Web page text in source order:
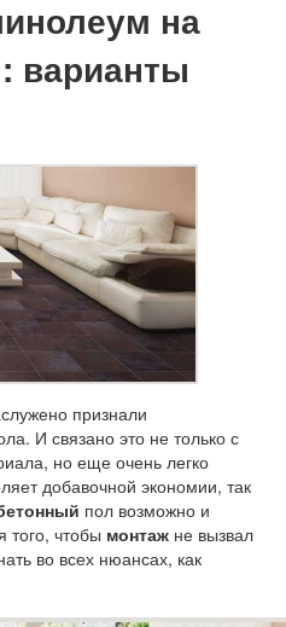
на
варианты
признали
И связано это не только с
но еще очень легко
добавочной экономии, так
пол возможно и
чтобы монтаж не вызвал
во всех нюансах, как